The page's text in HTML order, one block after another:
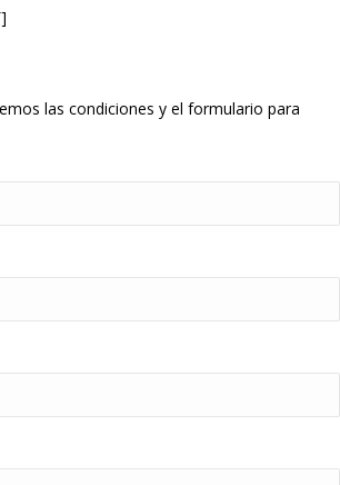
las condiciones y el formulario para